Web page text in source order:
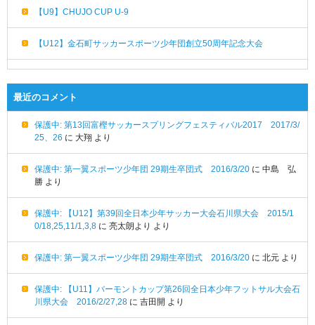
【U9】CHUJO CUP U-9
【U12】金石町サッカースポーツ少年団創立50周年記念大会
最近のコメント
保護中: 第13回富樫サッカースプリングフェスティバル2017 2017/3/
25、26 に 大翔 より
保護中: 第一翼スポーツ少年団 29期生卒団式 2016/3/20 に 中島 弘
勝 より
保護中: 【U12】第39回全日本少年サッカー大会石川県大会 2015/1
0/18,25,11/1,3,8 に 亮太朗より より
保護中: 第一翼スポーツ少年団 29期生卒団式 2016/3/20 に 北元 より
保護中: 【U11】バーモントカップ第26回全日本少年フットサル大会石
川県大会 2016/2/27,28 に 吉田開 より